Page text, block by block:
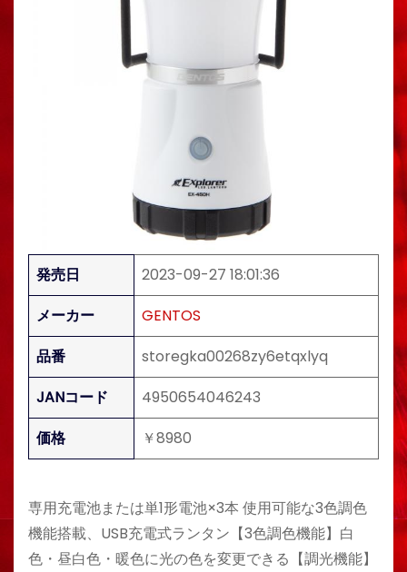
発売日
2023-09-27 18:01:36
メーカー
GENTOS
品番
storegka00268zy6etqxlyq
JANコード
4950654046243
価格
￥8980
専用充電池または単1形電池×3本 使用可能な3色調色
機能搭載、USB充電式ランタン【3色調色機能】白
色・昼白色・暖色に光の色を変更できる【調光機能】